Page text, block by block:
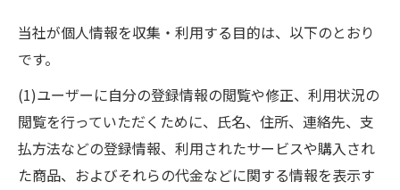
当社が個人情報を収集・利用する目的は、以下のとおり
です。
(1)ユーザーに自分の登録情報の閲覧や修正、利用状況の
閲覧を行っていただくために、氏名、住所、連絡先、支
払方法などの登録情報、利用されたサービスや購入され
た商品、およびそれらの代金などに関する情報を表示す